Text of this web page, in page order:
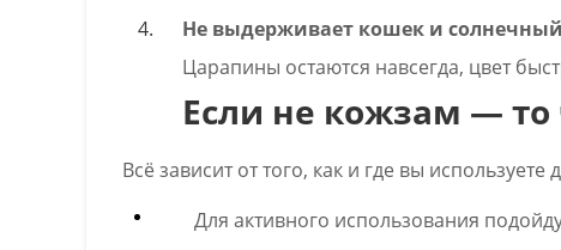
Не выдерживает кошек и солнечный
Царапины остаются навсегда, цвет
Если не кожзам — то
Всё зависит от того, как и где вы используете
Для активного использования